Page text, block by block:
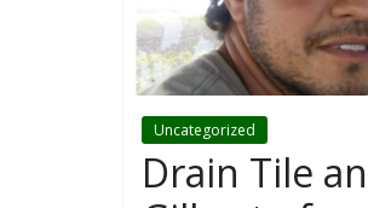
Uncategorized
Drain Tile